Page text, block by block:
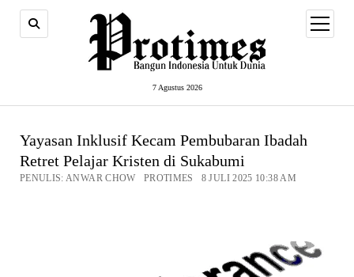
7 Agustus 2026
open
menu
Yayasan Inklusif Kecam Pembubaran Ibadah
Retret Pelajar Kristen di Sukabumi
PENULIS: ANWAR CHOW PROTIMES 8 JULI 2025 10:38 AM